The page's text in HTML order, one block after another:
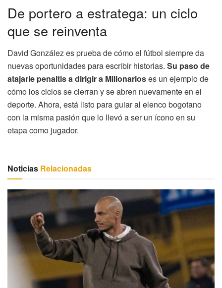
De portero a estratega: un ciclo
que se reinventa
David González es prueba de cómo el fútbol siempre da
nuevas oportunidades para escribir historias. Su paso de
atajarle penaltis a dirigir a Millonarioses un ejemplo de
cómo los ciclos se cierran y se abren nuevamente en el
deporte. Ahora, está listo para guiar al elenco bogotano
con la misma pasión que lo llevó a ser un ícono en su
etapa como jugador.
Noticias Relacionadas